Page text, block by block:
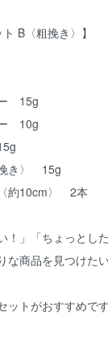
B〈粗挽き〉】
ー 15g
ー 10g
き〉 15g
約10cm〉 2本
！」「ちょっとし
な商品を見つけたい
ットがおすすめで